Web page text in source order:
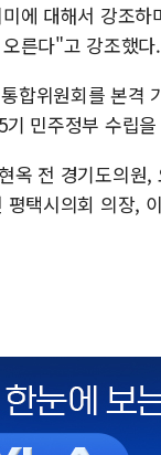
에 대해서 강조
른다"고 강조했다.
합위원회를 본격
민주정부 수립
옥 전 경기도의원
택시의회 의장,